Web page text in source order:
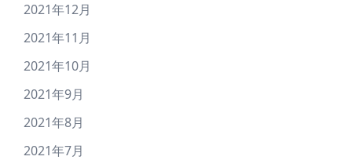
2021年12月
2021年11月
2021年10月
2021年9月
2021年8月
2021年7月